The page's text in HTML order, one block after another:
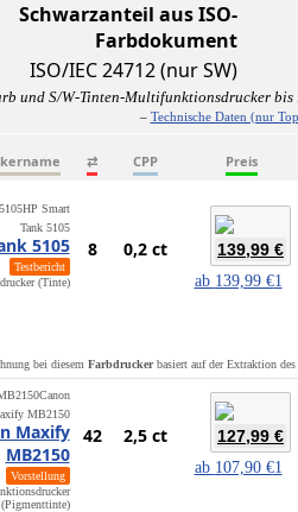
Schwarzanteil aus ISO-
Farbdokument
ISO/IEC 24712 (nur SW)
und S/W-Tinten-Multifunktionsdrucker
– Technische Daten (nur
⇄ CPP Preis
HP Smart
Tank 5105
5105
Testbericht
(Tinte)
8 0,2 ct 139,99 €
ab 139,99 €1
bei diesem Farbdruckerbasiert auf der Extraktion
Canon
MB2150
Maxify
MB2150
Vorstellung
(Pigmenttinte)
42 2,5 ct 127,99 €
ab 107,90 €1